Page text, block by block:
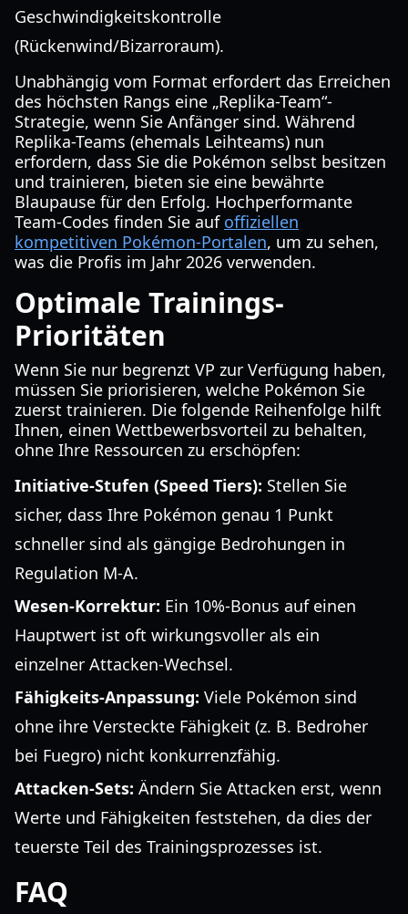
Geschwindigkeitskontrolle
(Rückenwind/Bizarroraum).
Unabhängig vom Format erfordert das Erreichen
des höchsten Rangs eine „Replika-Team“-
Strategie, wenn Sie Anfänger sind. Während
Replika-Teams (ehemals Leihteams) nun
erfordern, dass Sie die Pokémon selbst besitzen
und trainieren, bieten sie eine bewährte
Blaupause für den Erfolg. Hochperformante
Team-Codes finden Sie auf offiziellen
kompetitiven Pokémon-Portalen, um zu sehen,
was die Profis im Jahr 2026 verwenden.
Optimale Trainings-
Prioritäten
Wenn Sie nur begrenzt VP zur Verfügung haben,
müssen Sie priorisieren, welche Pokémon Sie
zuerst trainieren. Die folgende Reihenfolge hilft
Ihnen, einen Wettbewerbsvorteil zu behalten,
ohne Ihre Ressourcen zu erschöpfen:
Initiative-Stufen (Speed Tiers): Stellen Sie
sicher, dass Ihre Pokémon genau 1 Punkt
schneller sind als gängige Bedrohungen in
Regulation M-A.
Wesen-Korrektur: Ein 10%-Bonus auf einen
Hauptwert ist oft wirkungsvoller als ein
einzelner Attacken-Wechsel.
Fähigkeits-Anpassung: Viele Pokémon sind
ohne ihre Versteckte Fähigkeit (z. B. Bedroher
bei Fuegro) nicht konkurrenzfähig.
Attacken-Sets: Ändern Sie Attacken erst, wenn
Werte und Fähigkeiten feststehen, da dies der
teuerste Teil des Trainingsprozesses ist.
FAQ